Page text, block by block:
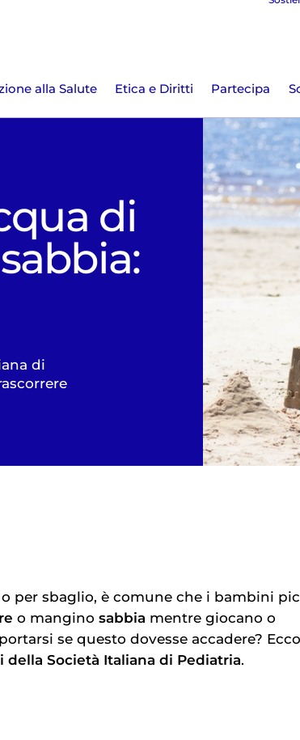
alla Salute Etica e Diritti Partecipa
di
di
per sbaglio, è comune che i bambini
o mangino sabbia mentre giocano o
se questo dovesse accadere? Ecco
Società Italiana di Pediatria.